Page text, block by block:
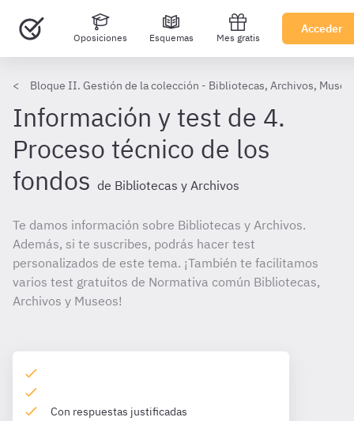
Oposiciones Esquemas Mes gratis
Acceder
Bloque II. Gestión de la colección - Bibliotecas, Archivos,
Información y test de 4.
Proceso técnico de los
fondos de Bibliotecas y Archivos
Te damos información sobre Bibliotecas y Archivos.
Además, si te suscribes, podrás hacer test
personalizados de este tema. ¡También te facilitamos
varios test gratuitos de Normativa común Bibliotecas,
Archivos y Museos!
Con respuestas justificadas